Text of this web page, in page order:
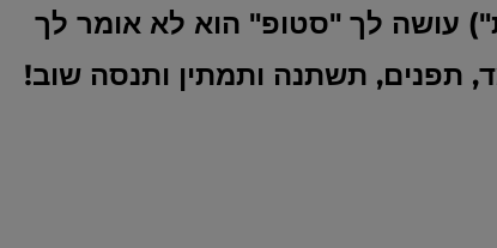
עושה לך "סטופ" הוא לא אומר לך
תפנים, תשתנה ותמתין ותנסה שוב!